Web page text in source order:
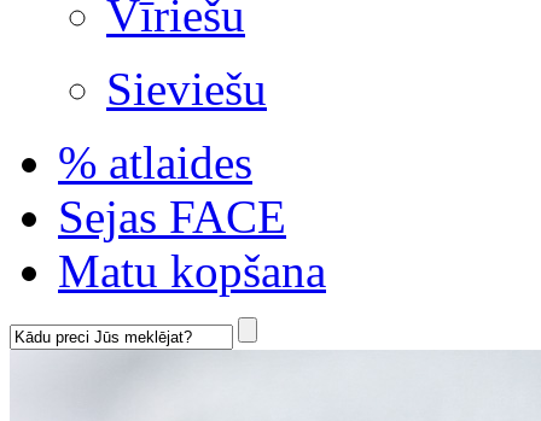
Vīriešu
Sieviešu
% atlaides
Sejas FACE
Matu kopšana